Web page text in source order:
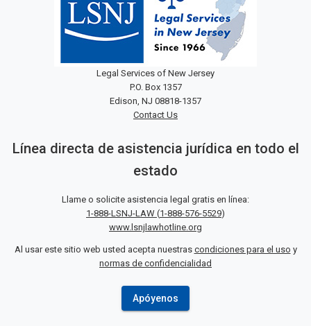
Legal Services of New Jersey
P.O. Box 1357
Edison, NJ 08818-1357
Contact Us
Línea directa de asistencia jurídica en todo el
estado
Llame o solicite asistencia legal gratis en línea:
1-888-LSNJ-LAW (1-888-576-5529)
www.lsnjlawhotline.org
Al usar este sitio web usted acepta nuestras condiciones para el uso y
normas de confidencialidad
Apóyenos